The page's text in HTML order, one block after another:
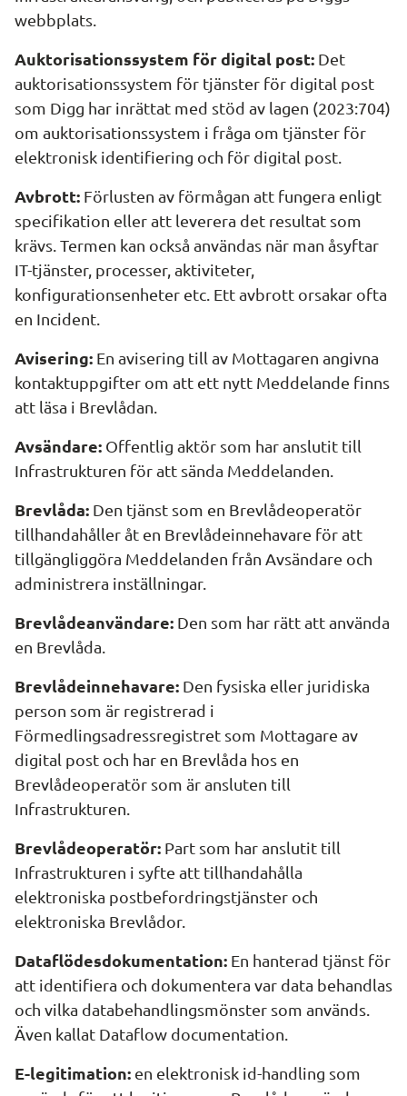
webbplats.
Auktorisationssystem för digital post: Det
auktorisationssystem för tjänster för digital post
som Digg har inrättat med stöd av lagen (2023:704)
om auktorisationssystem i fråga om tjänster för
elektronisk identifiering och för digital post.
Avbrott: Förlusten av förmågan att fungera enligt
specifikation eller att leverera det resultat som
krävs. Termen kan också användas när man åsyftar
IT-tjänster, processer, aktiviteter,
konfigurationsenheter etc. Ett avbrott orsakar ofta
en Incident.
Avisering: En avisering till av Mottagaren angivna
kontaktuppgifter om att ett nytt Meddelande finns
att läsa i Brevlådan.
Avsändare: Offentlig aktör som har anslutit till
Infrastrukturen för att sända Meddelanden.
Brevlåda: Den tjänst som en Brevlådeoperatör
tillhandahåller åt en Brevlådeinnehavare för att
tillgängliggöra Meddelanden från Avsändare och
administrera inställningar.
Brevlådeanvändare: Den som har rätt att använda
en Brevlåda.
Brevlådeinnehavare: Den fysiska eller juridiska
person som är registrerad i
Förmedlingsadressregistret som Mottagare av
digital post och har en Brevlåda hos en
Brevlådeoperatör som är ansluten till
Infrastrukturen.
Brevlådeoperatör: Part som har anslutit till
Infrastrukturen i syfte att tillhandahålla
elektroniska postbefordringstjänster och
elektroniska Brevlådor.
Dataflödesdokumentation: En hanterad tjänst för
att identifiera och dokumentera var data behandlas
och vilka databehandlingsmönster som används.
Även kallat Dataflow documentation.
E-legitimation: en elektronisk id-handling som